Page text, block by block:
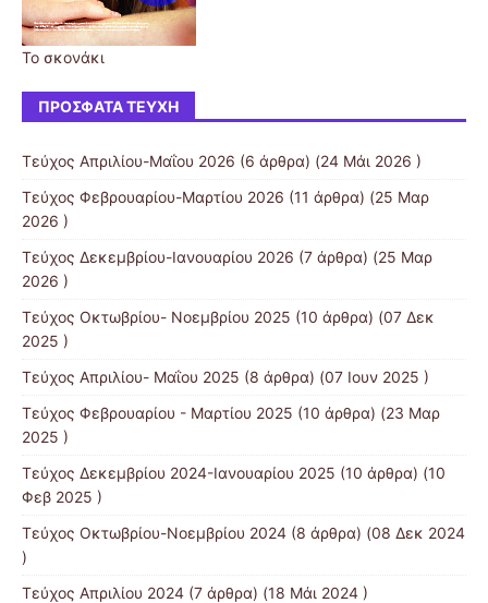
Το σκονάκι
ΠΡΌΣΦΑΤΑ ΤΕΎΧΗ
Τεύχος Απριλίου-Mαΐου 2026 (6 άρθρα) (24 Μάι 2026 )
Τεύχος Φεβρουαρίου-Μαρτίου 2026 (11 άρθρα) (25 Μαρ
2026 )
Τεύχος Δεκεμβρίου-Ιανουαρίου 2026 (7 άρθρα) (25 Μαρ
2026 )
Τεύχος Οκτωβρίου- Νοεμβρίου 2025 (10 άρθρα) (07 Δεκ
2025 )
Τεύχος Απριλίου- Μαΐου 2025 (8 άρθρα) (07 Ιουν 2025 )
Τεύχος Φεβρουαρίου - Μαρτίου 2025 (10 άρθρα) (23 Μαρ
2025 )
Τεύχος Δεκεμβρίου 2024-Ιανουαρίου 2025 (10 άρθρα) (10
Φεβ 2025 )
Τεύχος Οκτωβρίου-Νοεμβρίου 2024 (8 άρθρα) (08 Δεκ 2024
)
Τεύχος Απριλίου 2024 (7 άρθρα) (18 Μάι 2024 )